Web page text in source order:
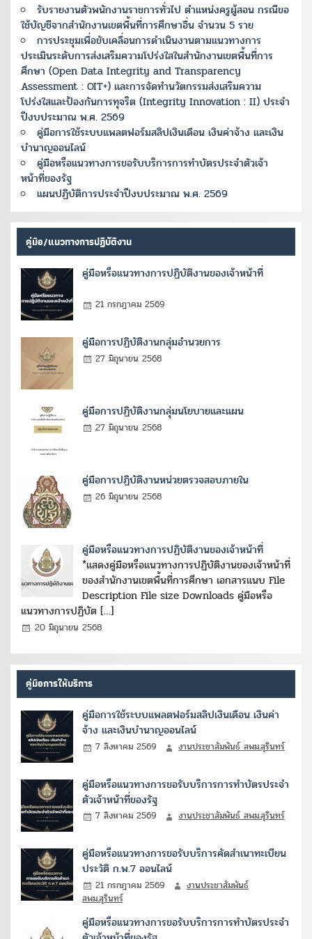
รับรายงานตัวพนักงานราชการทั่วไป ตำแหน่งครูผู้สอน กรณีขอ
ใช้บัญชีจากสำนักงานเขตพื้นที่การศึกษาอื่น จำนวน 5 ราย
การประชุมเพื่อขับเคลื่อนการดำเนินงานตามแนวทางการ
ประเมินระดับการส่งเสริมความโปร่งใสในสำนักงานเขตพื้นที่การ
ศึกษา (Open Data Integrity and Transparency
Assessment : OIT+) และการจัดทำนวัตกรรมส่งเสริมความ
โปร่งใสและป้องกันการทุจริต (Integrity Innovation : II) ประจำ
ปีงบประมาณ พ.ศ. 2569
คู่มือการใช้ระบบแพลตฟอร์มสลิปเงินเดือน เงินค่าจ้าง และเงิน
บำนาญออนไลน์
คู่มือหรือแนวทางการขอรับบริการการทำบัตรประจำตัวเจ้า
หน้าที่ของรัฐ
แผนปฏิบัติการประจำปีงบประมาณ พ.ศ. 2569
คู่มือ/แนวทางการปฏิบัติงาน
คู่มือหรือแนวทางการปฏิบัติงานของเจ้าหน้าที่
21 กรกฎาคม 2569
คู่มือการปฏิบัติงานกลุ่มอำนวยการ
27 มิถุนายน 2568
คู่มือการปฏิบัติงานกลุ่มนโยบายและแผน
27 มิถุนายน 2568
คู่มือการปฏิบัติงานหน่วยตรวจสอบภายใน
26 มิถุนายน 2568
คู่มือหรือแนวทางการปฏิบัติงานของเจ้าหน้าที่
*แสดงคู่มือหรือแนวทางการปฏิบัติงานของเจ้าหน้าที่
ของสำนักงานเขตพื้นที่การศึกษา เอกสารแนบ File
Description File size Downloads คู่มือหรือ
แนวทางการปฏิบัต […]
20 มิถุนายน 2568
คู่มือการให้บริการ
คู่มือการใช้ระบบแพลตฟอร์มสลิปเงินเดือน เงินค่า
จ้าง และเงินบำนาญออนไลน์
7 สิงหาคม 2569 งานประชาสัมพันธ์ สพม.สุรินทร์
คู่มือหรือแนวทางการขอรับบริการการทำบัตรประจำ
ตัวเจ้าหน้าที่ของรัฐ
7 สิงหาคม 2569 งานประชาสัมพันธ์ สพม.สุรินทร์
คู่มือหรือแนวทางการขอรับบริการคัดสำเนาทะเบียน
ประวัติ ก.พ.7 ออนไลน์
21 กรกฎาคม 2569
งานประชาสัมพันธ์
สพม.สุรินทร์
คู่มือหรือแนวทางการขอรับบริการการทำบัตรประจำ